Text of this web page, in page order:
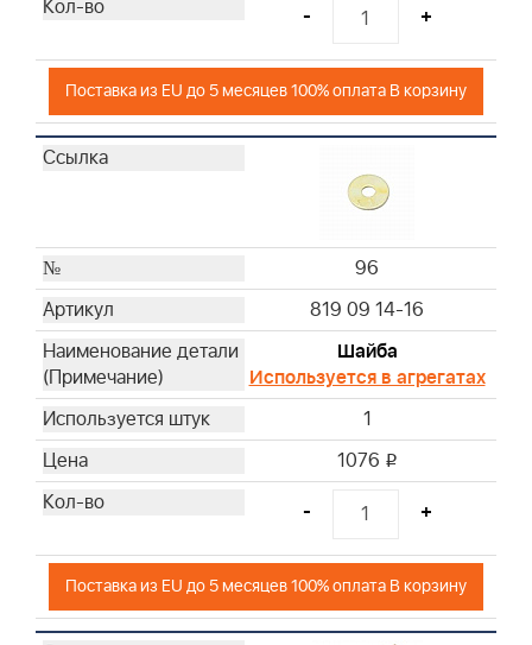
- +
Поставка из EU до 5 месяцев 100% оплата В корзину
96
819 09 14-16
Шайба
Используется в агрегатах
1
1076 i
- +
Поставка из EU до 5 месяцев 100% оплата В корзину